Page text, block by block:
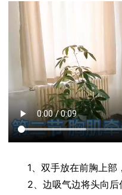
1、双手放在前胸上部
2、边吸气边将头向后